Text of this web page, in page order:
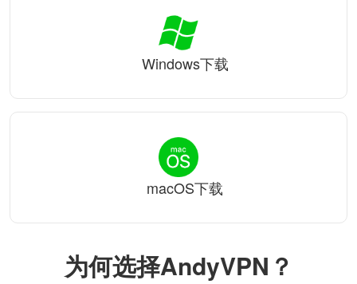
为何选择AndyVPN？
Windows下载
macOS下载